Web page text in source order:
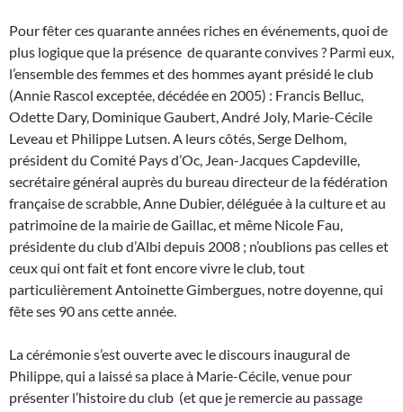
Pour fêter ces quarante années riches en événements, quoi de
plus logique que la présence de quarante convives ? Parmi eux,
l’ensemble des femmes et des hommes ayant présidé le club
(Annie Rascol exceptée, décédée en 2005) : Francis Belluc,
Odette Dary, Dominique Gaubert, André Joly, Marie-Cécile
Leveau et Philippe Lutsen. A leurs côtés, Serge Delhom,
président du Comité Pays d’Oc, Jean-Jacques Capdeville,
secrétaire général auprès du bureau directeur de la fédération
française de scrabble, Anne Dubier, déléguée à la culture et au
patrimoine de la mairie de Gaillac, et même Nicole Fau,
présidente du club d’Albi depuis 2008 ; n’oublions pas celles et
ceux qui ont fait et font encore vivre le club, tout
particulièrement Antoinette Gimbergues, notre doyenne, qui
fête ses 90 ans cette année.
La cérémonie s’est ouverte avec le discours inaugural de
Philippe, qui a laissé sa place à Marie-Cécile, venue pour
présenter l’histoire du club (et que je remercie au passage